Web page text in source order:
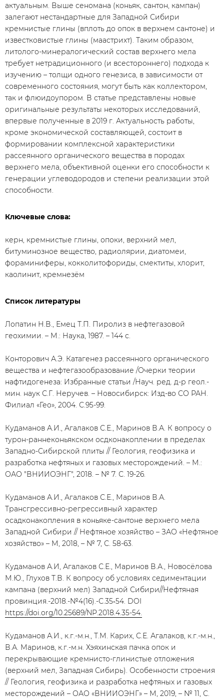
актуальным. Выше сеномана (коньяк, сантон, кампан)
залегают нестандартные для Западной Сибири
кремнистые глины (вплоть до опок в верхнем сантоне) и
известковистые глины (маастрихт). Таким образом,
литолого-минералогический состав верхнего мела
требует нетрадиционного (и всестороннего) подхода к
изучению – толщи одного генезиса, в зависимости от
современного состояния, могут быть как коллектором,
так и флюидоупором. В статье представлены новые
оригинальные результаты некоторых исследований,
впервые полученные в 2019 г. Актуальность работы,
кроме экономической составляющей, состоит в
формировании комплексной характеристики
рассеянного органического вещества в породах
верхнего мела, объективной оценки его способности к
генерации углеводородов и степени реализации этой
способности.
Ключевые слова:
керн, кремнистые глины, опоки, верхний мел,
битуминозное вещество, радиолярии, диатомеи,
фораминиферы, кокколитофориды, смектиты, хлорит,
каолинит, кремнезём
Список литературы
Лопатин Н.В., Емец Т.П. Пиролиз в нефтегазовой
геохимии. – М.: Наука, 1987. – 144 с.
Конторович А.Э. Катагенез рассеянного органического
вещества и нефтегазообразование /Очерки теории
нафтидогенеза: Избранные статьи /Науч. ред. д-р геол.-
мин. наук С.Г. Неручев. – Новосибирск: Изд-во СО РАН.
Филиал «Гео», 2004. С.95-99.
Кудаманов А.И., Агалаков С.Е., Маринов В.А. К вопросу о
турон-раннеконьякском осдконакоплении в пределах
Западно-Сибирской плиты // Геология, геофизика и
разработка нефтяных и газовых месторождений. – М.:
ОАО "ВНИИОЭНГ", 2018. – № 7. С. 19-26.
Кудаманов А.И., Агалаков С.Е., Маринов В.А.
Трансгрессивно-регрессивный характер
осадконакопления в коньяке-сантоне верхнего мела
Западной Сибири // Нефтяное хозяйство – ЗАО «Нефтяное
хозяйство» – М, 2018, – № 7, С. 58-63.
Кудаманов А.И, Агалаков С.Е., Маринов В.А., Новосёлова
М.Ю., Глухов Т.В. К вопросу об условиях седиментации
кампана (верхний мел) Западной Сибири//Нефтяная
провинция.-2018.-№4(16).-С.35‑54. DOI
https://doi.org/10.25689/NP.2018.4.35-54.
Кудаманов А.И., к.г.-м.н., Т.М. Карих, С.Е. Агалаков, к.г.-м.н.,
В.А. Маринов, к.г.-м.н. Хэяхинская пачка опок и
перекрывающие кремнисто-глинистые отложения
(верхний мел, Западная Сибирь). Особенности строения
// Геология, геофизика и разработка нефтяных и газовых
месторождений – ОАО «ВНИИОЭНГ» – М, 2019, – № 11, С.